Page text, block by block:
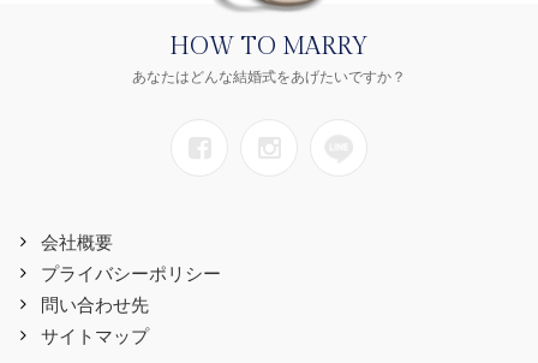
HOW TO MARRY
あなたはどんな結婚式をあげたいですか？
会社概要
プライバシーポリシー
問い合わせ先
サイトマップ